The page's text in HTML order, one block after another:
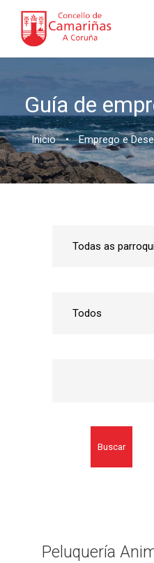
Guía de
Inicio • Emprego e
Buscar
Peluquería